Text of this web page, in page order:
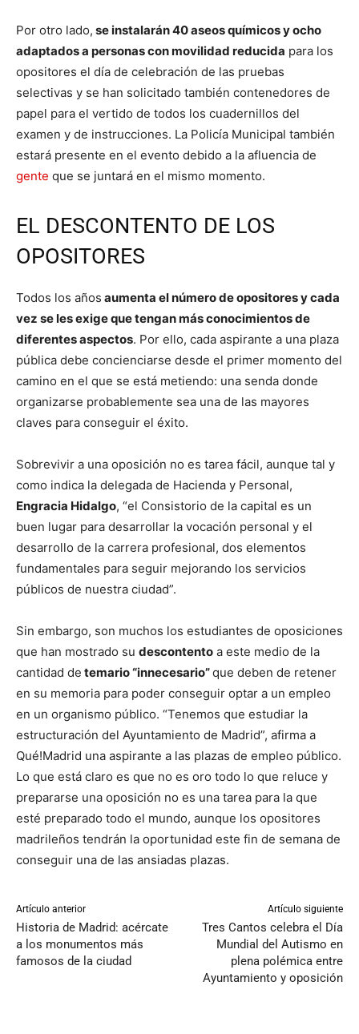
Por otro lado, se instalarán 40 aseos químicos y ocho
adaptados a personas con movilidad reducida para los
opositores el día de celebración de las pruebas
selectivas y se han solicitado también contenedores de
papel para el vertido de todos los cuadernillos del
examen y de instrucciones. La Policía Municipal también
estará presente en el evento debido a la afluencia de
gente que se juntará en el mismo momento.
EL DESCONTENTO DE LOS
OPOSITORES
Todos los años aumenta el número de opositores y cada
vez se les exige que tengan más conocimientos de
diferentes aspectos. Por ello, cada aspirante a una plaza
pública debe concienciarse desde el primer momento del
camino en el que se está metiendo: una senda donde
organizarse probablemente sea una de las mayores
claves para conseguir el éxito.
Sobrevivir a una oposición no es tarea fácil, aunque tal y
como indica la delegada de Hacienda y Personal,
Engracia Hidalgo, “el Consistorio de la capital es un
buen lugar para desarrollar la vocación personal y el
desarrollo de la carrera profesional, dos elementos
fundamentales para seguir mejorando los servicios
públicos de nuestra ciudad”.
Sin embargo, son muchos los estudiantes de oposiciones
que han mostrado su descontento a este medio de la
cantidad de temario “innecesario”que deben de retener
en su memoria para poder conseguir optar a un empleo
en un organismo público. “Tenemos que estudiar la
estructuración del Ayuntamiento de Madrid”, afirma a
Qué!Madrid una aspirante a las plazas de empleo público.
Lo que está claro es que no es oro todo lo que reluce y
prepararse una oposición no es una tarea para la que
esté preparado todo el mundo, aunque los opositores
madrileños tendrán la oportunidad este fin de semana de
conseguir una de las ansiadas plazas.
Artículo anterior
Historia de Madrid: acércate
a los monumentos más
famosos de la ciudad
Artículo siguiente
Tres Cantos celebra el Día
Mundial del Autismo en
plena polémica entre
Ayuntamiento y oposición